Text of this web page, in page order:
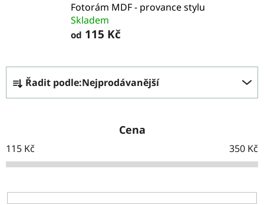
Fotorám MDF - provance stylu
Skladem
od 115 Kč
Ř
a
n
í
p
Řadit podle:Nejprodávanější
Cena
115 Kč 350 Kč